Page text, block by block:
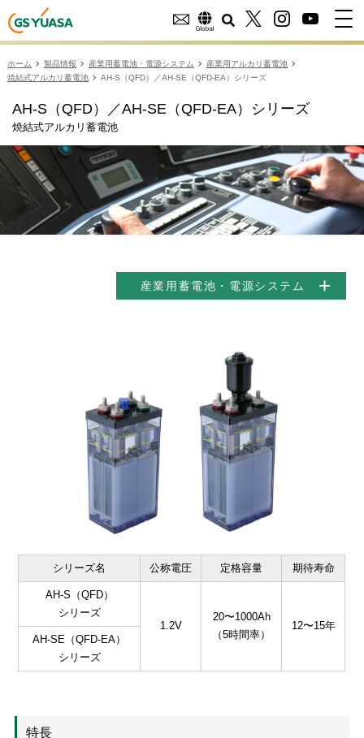
ホーム 製品情報 産業用蓄電池・電源システム
産業用アルカリ蓄電池
焼結式アルカリ蓄電池
AH-S（QFD）／AH-SE（QFD-EA）シリーズ
AH-S（QFD）／AH-SE（QFD-EA）シリーズ
焼結式アルカリ蓄電池
産業用蓄電池・電源システム
シリーズ名 公称電圧 定格容量 期待寿命
AH-S（QFD）
シリーズ
1.2V
20〜1000Ah
（5時間率）
12〜15年
AH-SE（QFD-EA）
シリーズ
特長